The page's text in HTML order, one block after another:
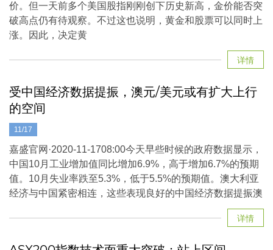
价。但一天前多个美国股指刚刚创下历史新高，金价能否突
破高点仍有待观察。不过这也说明，黄金和股票可以同时上
涨。因此，决定黄
详情
11/17
受中国经济数据提振，澳元/美元或有扩大上行
的空间
嘉盛官网·2020-11-1708:00今天早些时候的政府数据显示，
中国10月工业增加值同比增加6.9%，高于增加6.7%的预期
值。10月失业率跌至5.3%，低于5.5%的预期值。澳大利亚
经济与中国紧密相连，这些表现良好的中国经济数据提振澳
详情